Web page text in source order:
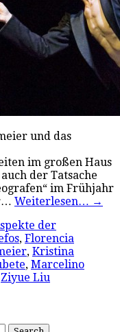
und das
im großen Haus
der Tatsache
im Frühjahr
Weiterlesen… →
der
, Florencia
, Kristina
, Marcelino
Ziyue Liu